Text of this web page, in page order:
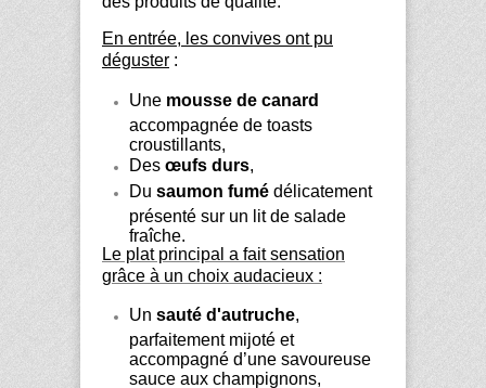
En entrée, les convives ont pu
déguster :
Une mousse de canard
accompagnée de toasts
croustillants,
Des œufs durs,
Du saumon fumé délicatement
présenté sur un lit de salade
fraîche.
Le plat principal a fait sensation
grâce à un choix audacieux :
Un sauté d'autruche,
parfaitement mijoté et
accompagné d’une savoureuse
sauce aux champignons,